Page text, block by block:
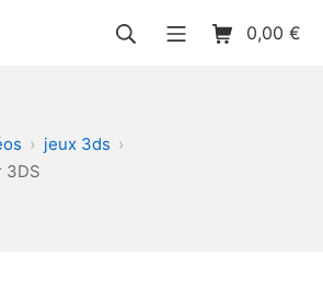
RechercherMenu mobile
Panier0,00 €
jeux 3ds
3DS